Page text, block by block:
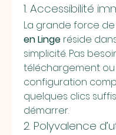
1. Accessibilité
La grande force de
en Linge réside
simplicité. Pas
téléchargement
configuration
quelques clics
démarrer.
2. Polyvalence